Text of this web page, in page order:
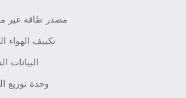
مصدر طاقة غير
تكييف الهواء
البيانات
وحدة توزيع